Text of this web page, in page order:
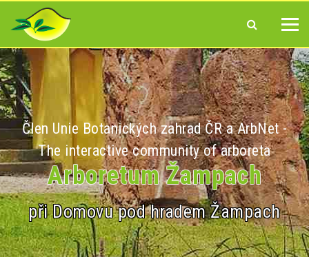
Člen Unie Botanických zahrad ČR a ArbNet -
The interactive community of arboreta
Arboretum Žampach
při Domovu pod hradem Žampach